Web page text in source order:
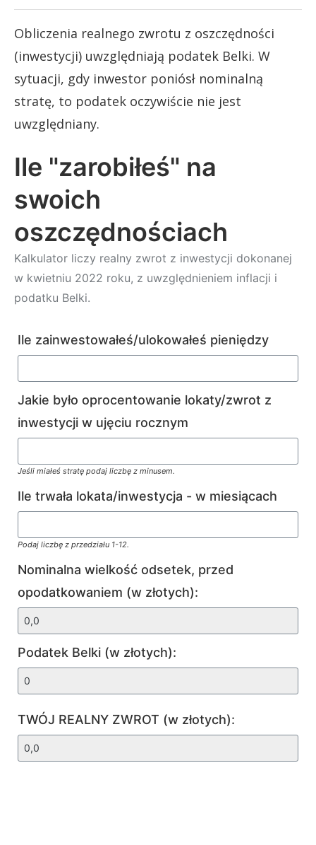
Obliczenia realnego zwrotu z oszczędności
(inwestycji) uwzględniają podatek Belki. W
sytuacji, gdy inwestor poniósł nominalną
stratę, to podatek oczywiście nie jest
uwzględniany.
Ile "zarobiłeś" na
swoich
oszczędnościach
Kalkulator liczy realny zwrot z inwestycji dokonanej
w kwietniu 2022 roku, z uwzględnieniem inflacji i
podatku Belki.
Ile zainwestowałeś/ulokowałeś pieniędzy
Jakie było oprocentowanie lokaty/zwrot z
inwestycji w ujęciu rocznym
Jeśli miałeś stratę podaj liczbę z minusem.
Ile trwała lokata/inwestycja - w miesiącach
Podaj liczbę z przedziału 1-12.
Nominalna wielkość odsetek, przed
opodatkowaniem (w złotych):
Podatek Belki (w złotych):
TWÓJ REALNY ZWROT (w złotych):